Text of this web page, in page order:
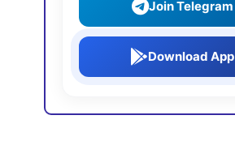
Join Telegram
Download App